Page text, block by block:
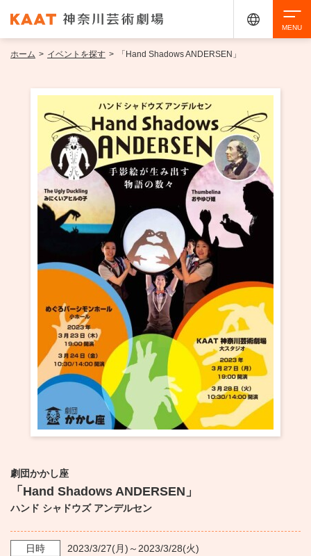
イベントを探す
・ イベント一覧
・ イベントカレンダー
ご来場案内
・ 館内サービス・アクセシビリティ
・ フロアマップ
・ レストラン/カフェ
・ 交通案内
・ よくある質問
施設を借りる
KAATについて
・ ミッション
・ 芸術監督
・ フロアマップ
・ レストラン/カフェ
KAAT 神奈川芸術劇場
アクセシビリティ チケット購入 交通案内
ホーム > イベントを探す > 「Hand Shadows ANDERSEN」
劇団かかし座
「Hand Shadows ANDERSEN」
ハンド シャドウズ アンデルセン
日時 2023/3/27(月)～ 2023/3/28(火)